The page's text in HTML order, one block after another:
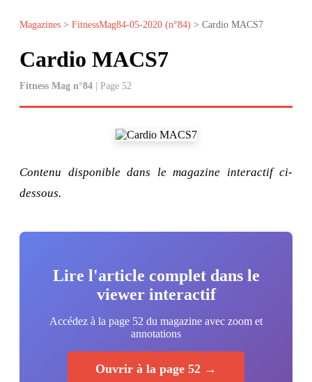
Magazines > FitnessMag84-05-2020 (n°84) > Cardio MACS7
Cardio MACS7
Fitness Mag n°84 | Page 52
Contenu disponible dans le magazine interactif ci-
dessous.
Lire l'article complet dans le
viewer interactif
Accédez à la page 52 du magazine avec zoom et
annotations
Ouvrir à la page 52 →